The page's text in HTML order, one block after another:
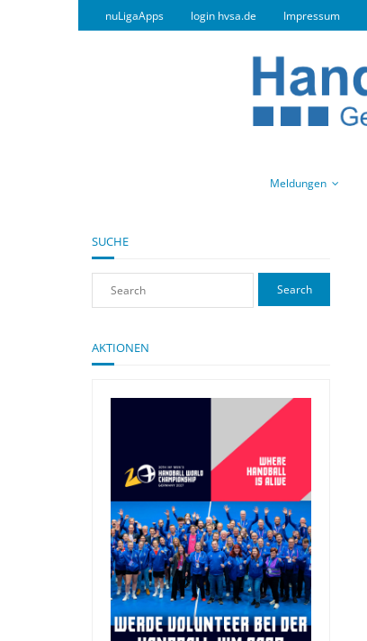
nuLigaApps login hvsa.de Impressum
Meldungen
SUCHE
AKTIONEN